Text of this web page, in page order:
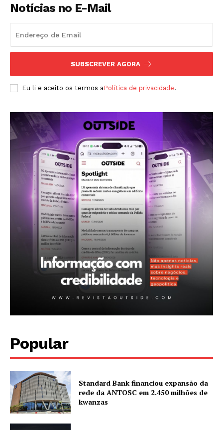
Revista Outside
ASSINAR
A Empresa
Sobre nós
Diretrizes Editoriais
Política de Privacidade
Notícias no E-Mail
SUBSCREVER AGORA
Eu li e aceito os termos a Política de privacidade.
Popular
Standard Bank financiou expansão da
rede da ANTOSC em 2.450 milhões de
kwanzas